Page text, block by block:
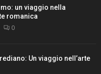
un viaggio nella
romanica
0
Un viaggio nell’arte